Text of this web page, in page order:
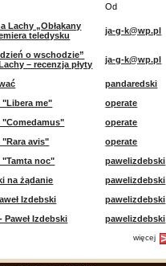
Od
Lachy „Obłąkany
teledysku
ja-g-k@wp.pl
o wschodzie”
– recenzja płyty
ja-g-k@wp.pl
pandaredski
"Libera me"
operate
"Comedamus"
operate
"Rara avis"
operate
"Tamta noc"
pawelizdebski
na żądanie
pawelizdebski
Izdebski
pawelizdebski
Paweł Izdebski pawelizdebski
więcej